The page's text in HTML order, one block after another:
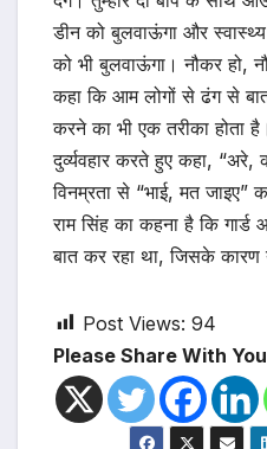
डीन को बुलवाऊंगा और स्वास्थ्य
को भी बुलवाऊंगा। नौकर हो,
कहा कि आम लोगों से ढंग से
करने का भी एक तरीका होता
दुर्व्यवहार करते हुए कहा,
विनम्रता से “भाई, मत
राम सिंह का कहना है कि
बात कर रहा था, जिसके कारण
Post Views: 94
Please Share With